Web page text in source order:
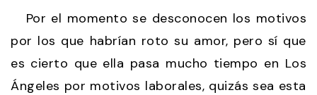
Por el momento se desconocen los motivos
por los que habrían roto su amor, pero sí que
es cierto que ella pasa mucho tiempo en Los
Ángeles por motivos laborales, quizás sea esta